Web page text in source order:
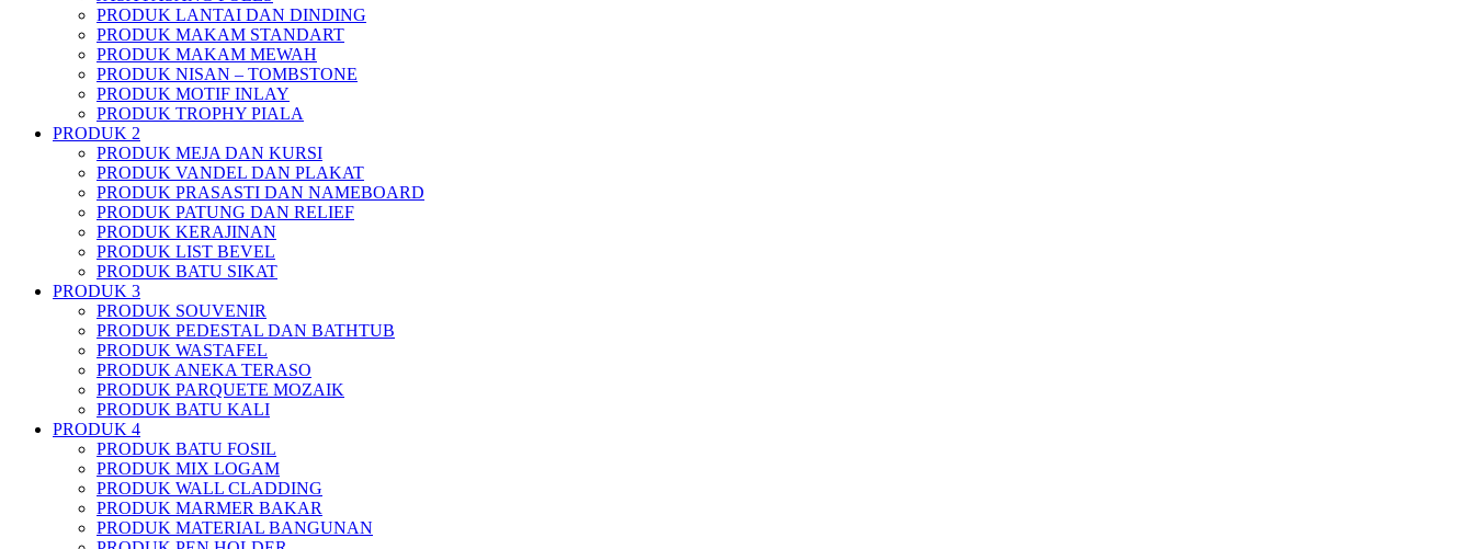
PRODUK LANTAI DAN DINDING
PRODUK MAKAM STANDART
PRODUK MAKAM MEWAH
PRODUK NISAN – TOMBSTONE
PRODUK MOTIF INLAY
PRODUK TROPHY PIALA
PRODUK 2
PRODUK MEJA DAN KURSI
PRODUK VANDEL DAN PLAKAT
PRODUK PRASASTI DAN NAMEBOARD
PRODUK PATUNG DAN RELIEF
PRODUK KERAJINAN
PRODUK LIST BEVEL
PRODUK BATU SIKAT
PRODUK 3
PRODUK SOUVENIR
PRODUK PEDESTAL DAN BATHTUB
PRODUK WASTAFEL
PRODUK ANEKA TERASO
PRODUK PARQUETE MOZAIK
PRODUK BATU KALI
PRODUK 4
PRODUK BATU FOSIL
PRODUK MIX LOGAM
PRODUK WALL CLADDING
PRODUK MARMER BAKAR
PRODUK MATERIAL BANGUNAN